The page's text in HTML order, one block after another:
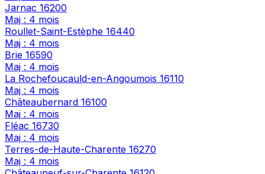
Jarnac 16200
Maj : 4 mois
Roullet-Saint-Estèphe 16440
Maj : 4 mois
Brie 16590
Maj : 4 mois
La Rochefoucauld-en-Angoumois 16110
Maj : 4 mois
Châteaubernard 16100
Maj : 4 mois
Fléac 16730
Maj : 4 mois
Terres-de-Haute-Charente 16270
Maj : 4 mois